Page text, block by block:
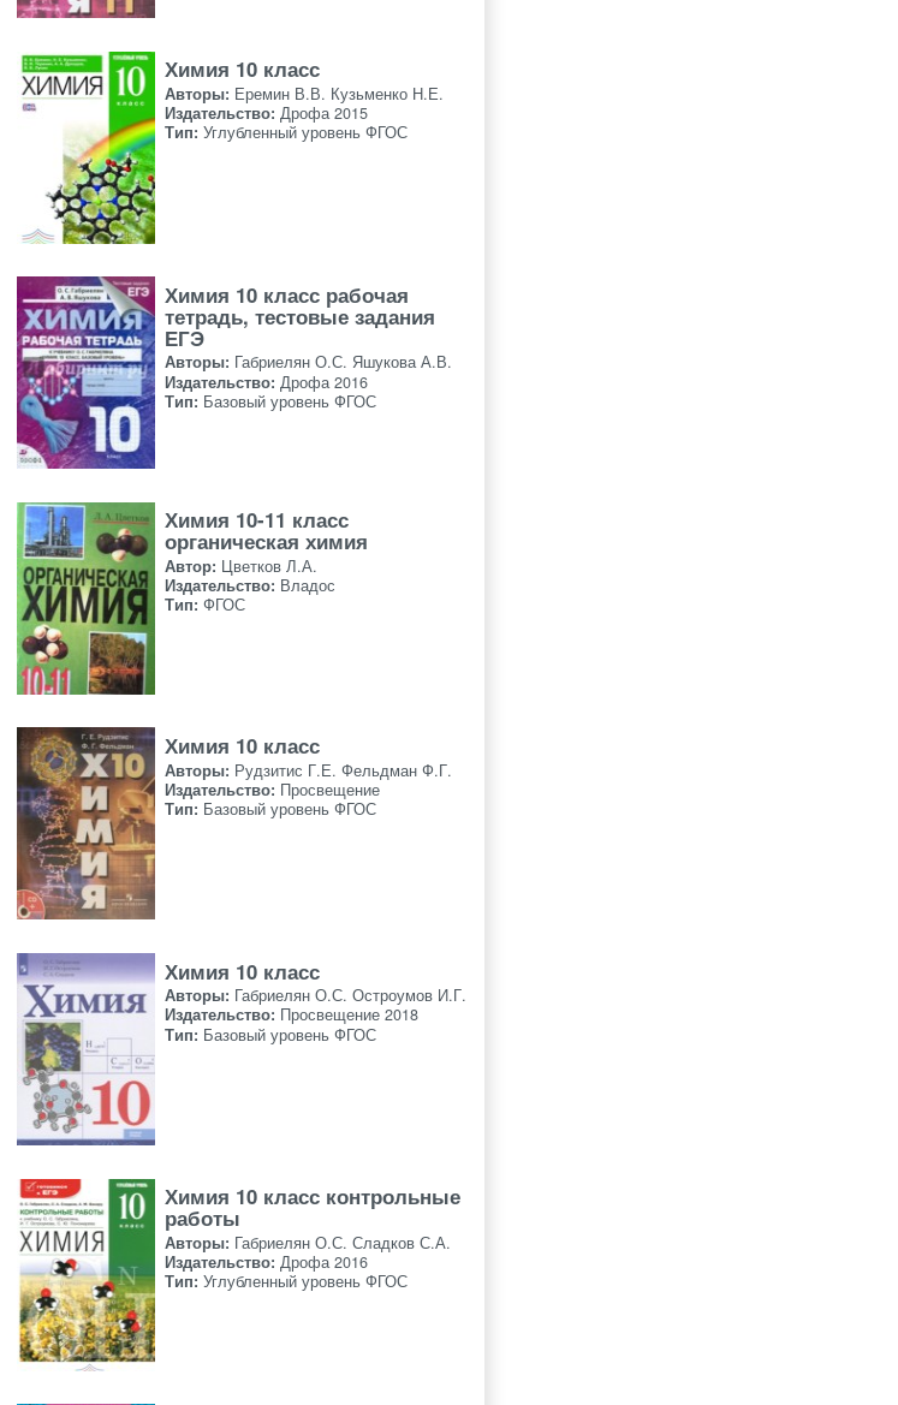
Химия 10 класс
Авторы: Еремин В.В. Кузьменко Н.Е.
Издательство:Дрофа 2015
Тип:Углубленный уровень ФГОС
Химия 10 класс рабочая
тетрадь, тестовые задания
ЕГЭ
Авторы: Габриелян О.С. Яшукова А.В.
Издательство: Дрофа 2016
Тип: Базовый уровень ФГОС
Химия 10-11 класс
органическая химия
Автор: Цветков Л.А.
Издательство: Владос
Тип:ФГОС
Химия 10 класс
Авторы: Рудзитис Г.Е. Фельдман Ф.Г.
Издательство: Просвещение
Тип: Базовый уровень ФГОС
Химия 10 класс
Авторы: Габриелян О.С. Остроумов И.Г.
Издательство: Просвещение 2018
Тип: Базовый уровень ФГОС
Химия 10 класс контрольные
работы
Авторы: Габриелян О.С. Сладков С.А.
Издательство:Дрофа 2016
Тип:Углубленный уровень ФГОС